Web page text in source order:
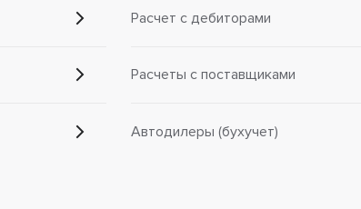
Расчет с дебиторами
Расчеты с поставщиками
Автодилеры (бухучет)